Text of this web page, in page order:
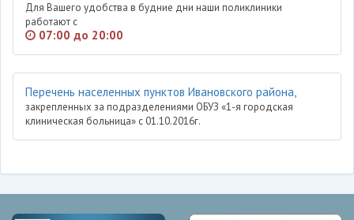
Для Вашего удобства в будние дни наши поликлиники
работают с
07:00 до 20:00
Перечень населенных пунктов Ивановского района,
закрепленных за подразделениями ОБУЗ «1-я городская
клиническая больница» с 01.10.2016г.